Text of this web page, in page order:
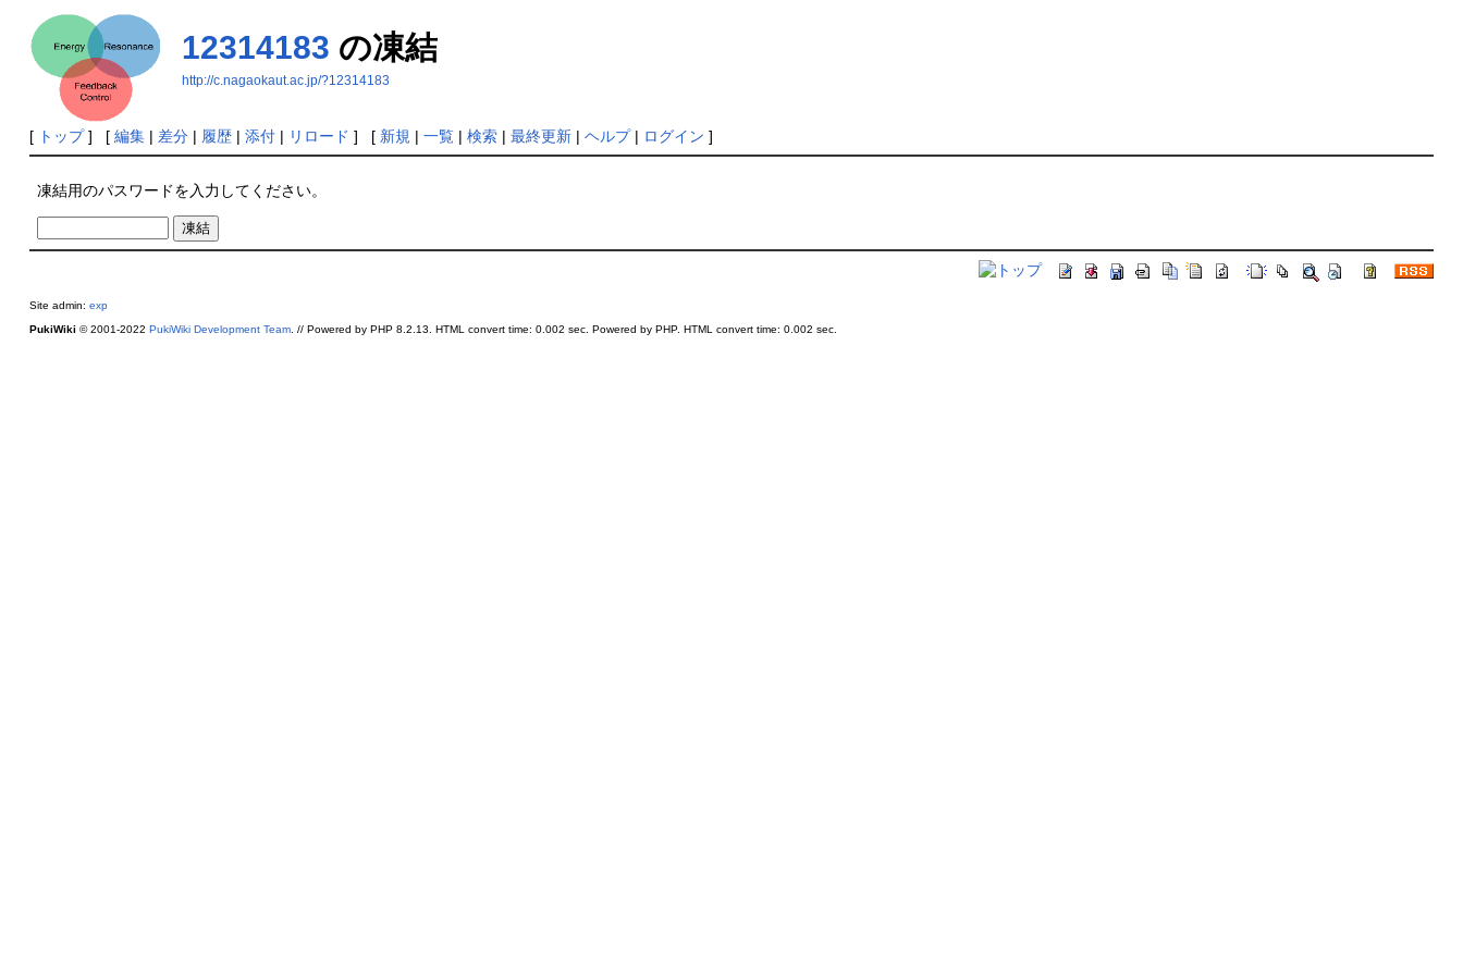
12314183 の凍結
http://c.nagaokaut.ac.jp/?12314183
[ トップ] [ 編集| 差分| 履歴| 添付| リロード ] [ 新規 | 一覧| 検索| 最終更新| ヘルプ| ログイン ]
凍結用のパスワードを入力してください。
Site admin: exp
PukiWiki © 2001-2022 PukiWiki Development Team. // Powered by PHP 8.2.13. HTML convert time: 0.002 sec. Powered by PHP. HTML convert time: 0.002 sec.